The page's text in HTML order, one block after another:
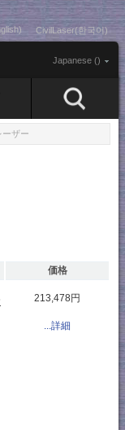
CivilLaser(한국어)
Japanese ()
ザー
価格
213,478円
...詳細